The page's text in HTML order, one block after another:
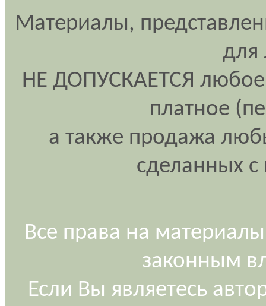
Материалы,
для
НЕ ДОПУСКАЕТСЯ любое
платное
а также продажа
сделанных
Все права на
законным
Если Вы являетесь